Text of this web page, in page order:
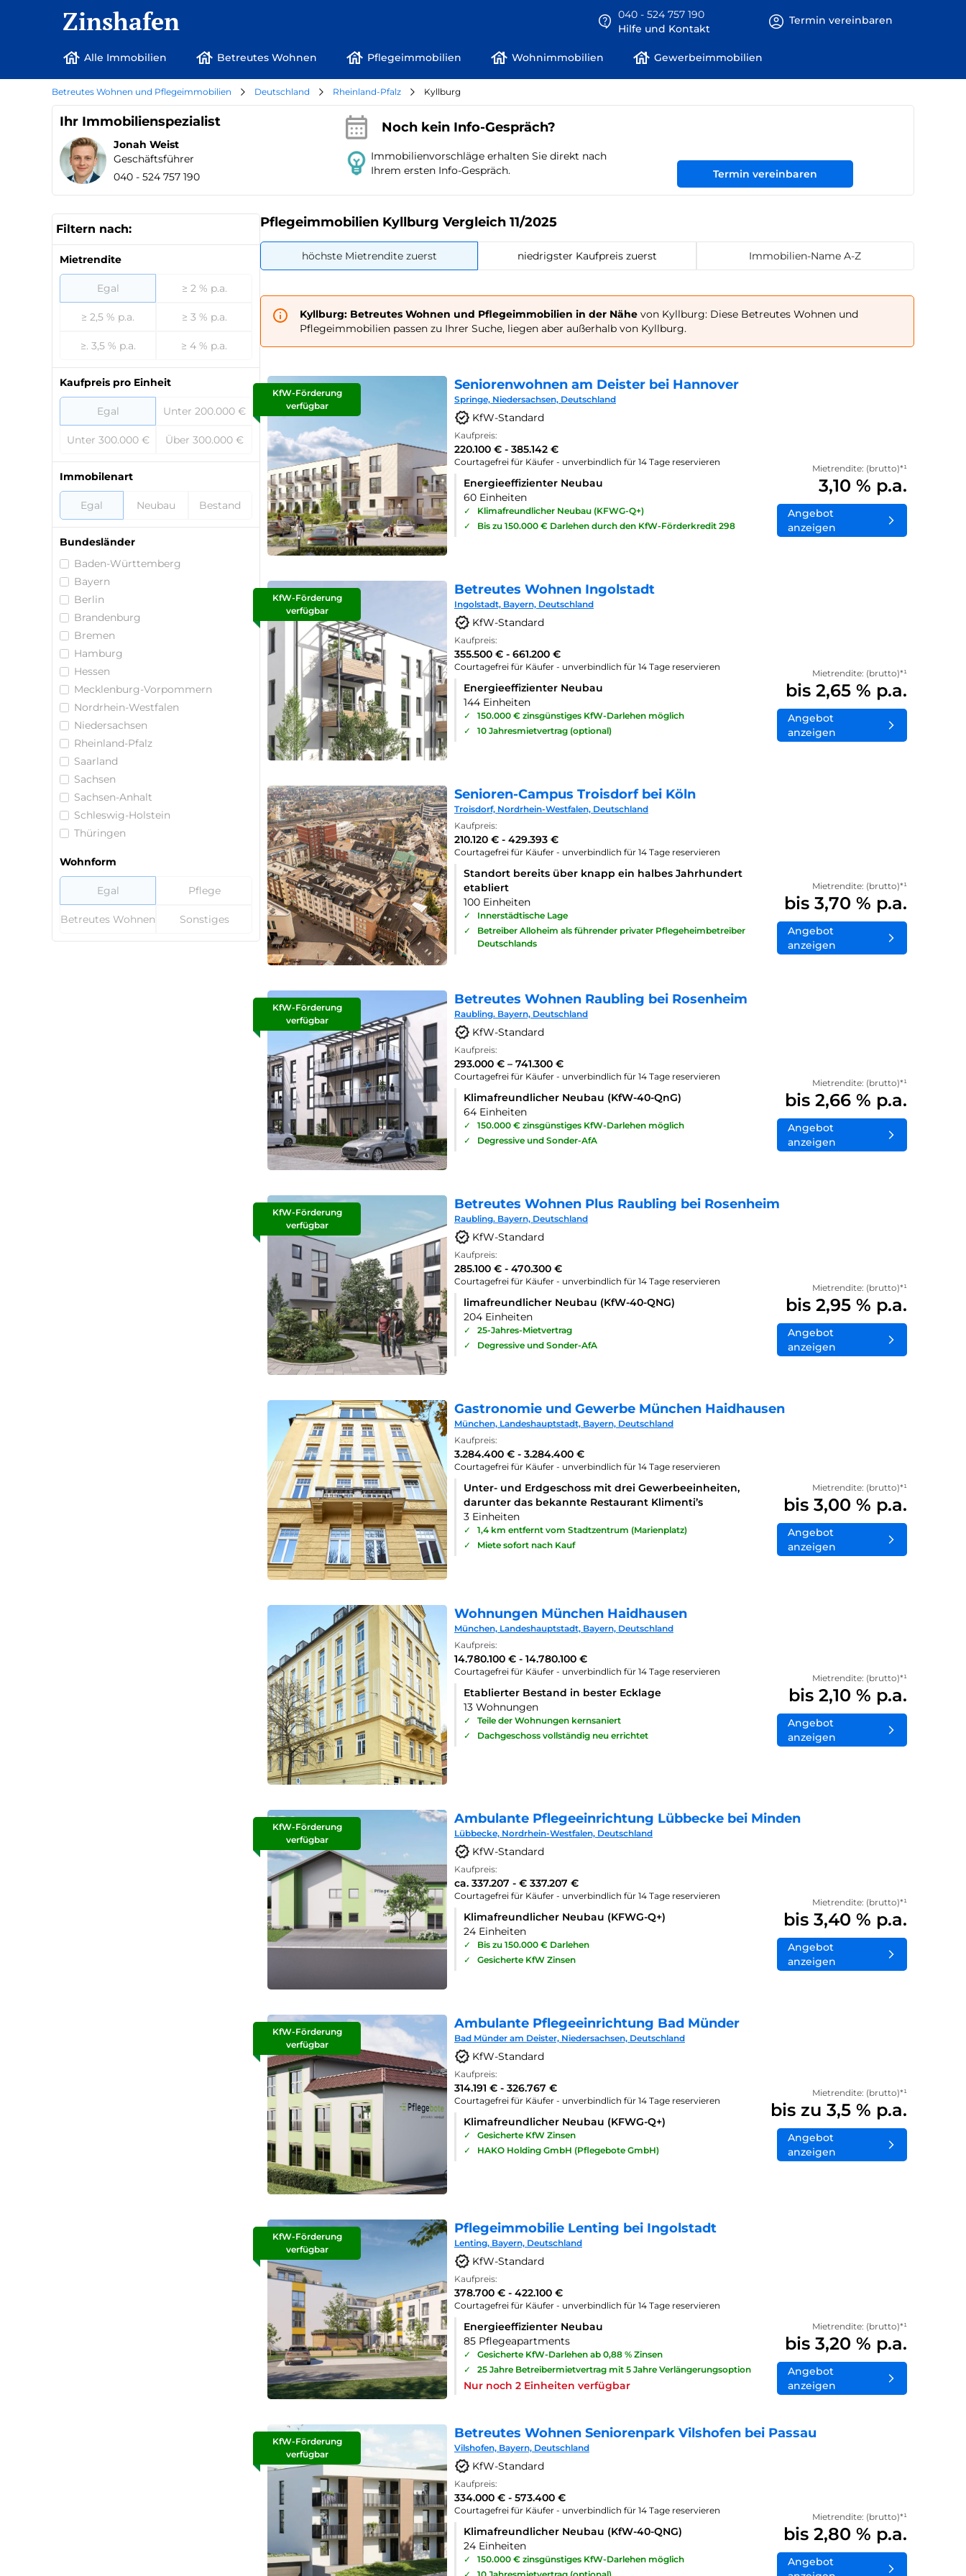
Zinshafen
040 - 524 757 190
Hilfe und Kontakt
Termin vereinbaren
Alle Immobilien Betreutes Wohnen Pflegeimmobilien Wohnimmobilien Gewerbeimmobilien
Betreutes Wohnen und Pflegeimmobilien Deutschland Rheinland-Pfalz Kyllburg
Ihr Immobilienspezialist
Jonah Weist
Geschäftsführer
040 - 524 757 190
Noch kein Info-Gespräch?
Immobilienvorschläge erhalten Sie direkt nach
Ihrem ersten Info-Gespräch.
Termin vereinbaren
Filtern nach:
Mietrendite
Egal ≥ 2 % p.a.
≥ 2,5 % p.a. ≥ 3 % p.a.
≥. 3,5 % p.a. ≥ 4 % p.a.
Kaufpreis pro Einheit
Egal Unter 200.000 €
Unter 300.000 € Über 300.000 €
Immobilenart
Egal Neubau Bestand
Bundesländer
Baden-Württemberg
Bayern
Berlin
Brandenburg
Bremen
Hamburg
Hessen
Mecklenburg-Vorpommern
Nordrhein-Westfalen
Niedersachsen
Rheinland-Pfalz
Saarland
Sachsen
Sachsen-Anhalt
Schleswig-Holstein
Thüringen
Wohnform
Egal Pflege
Betreutes Wohnen Sonstiges
Pflegeimmobilien Kyllburg Vergleich 11/2025
höchste Mietrendite zuerst niedrigster Kaufpreis zuerst Immobilien-Name A-Z
Kyllburg: Betreutes Wohnen und Pflegeimmobilien in der Nähe von Kyllburg: Diese Betreutes Wohnen und
Pflegeimmobilien passen zu Ihrer Suche, liegen aber außerhalb von Kyllburg.
KfW-Förderung
verfügbar
Seniorenwohnen am Deister bei Hannover
Springe, Niedersachsen, Deutschland
KfW-Standard
Kaufpreis:
220.100 € - 385.142 €
Courtagefrei für Käufer - unverbindlich für 14 Tage reservieren
Energieeffizienter Neubau
60 Einheiten
✓
Klimafreundlicher Neubau (KFWG-Q+)
✓
Bis zu 150.000 € Darlehen durch den KfW-Förderkredit 298
Mietrendite: (brutto)*¹
3,10 % p.a.
Angebot
anzeigen
KfW-Förderung
verfügbar
Betreutes Wohnen Ingolstadt
Ingolstadt, Bayern, Deutschland
KfW-Standard
Kaufpreis:
355.500 € - 661.200 €
Courtagefrei für Käufer - unverbindlich für 14 Tage reservieren
Energieeffizienter Neubau
144 Einheiten
✓
150.000 € zinsgünstiges KfW-Darlehen möglich
✓
10 Jahresmietvertrag (optional)
Mietrendite: (brutto)*¹
bis 2,65 % p.a.
Angebot
anzeigen
Senioren-Campus Troisdorf bei Köln
Troisdorf, Nordrhein-Westfalen, Deutschland
Kaufpreis:
210.120 € - 429.393 €
Courtagefrei für Käufer - unverbindlich für 14 Tage reservieren
Standort bereits über knapp ein halbes Jahrhundert
etabliert
100 Einheiten
✓
Innerstädtische Lage
✓
Betreiber Alloheim als führender privater Pflegeheimbetreiber
Deutschlands
Mietrendite: (brutto)*¹
bis 3,70 % p.a.
Angebot
anzeigen
KfW-Förderung
verfügbar
Betreutes Wohnen Raubling bei Rosenheim
Raubling. Bayern, Deutschland
KfW-Standard
Kaufpreis:
293.000 € – 741.300 €
Courtagefrei für Käufer - unverbindlich für 14 Tage reservieren
Klimafreundlicher Neubau (KfW-40-QnG)
64 Einheiten
✓
150.000 € zinsgünstiges KfW-Darlehen möglich
✓
Degressive und Sonder-AfA
Mietrendite: (brutto)*¹
bis 2,66 % p.a.
Angebot
anzeigen
KfW-Förderung
verfügbar
Betreutes Wohnen Plus Raubling bei Rosenheim
Raubling. Bayern, Deutschland
KfW-Standard
Kaufpreis:
285.100 € - 470.300 €
Courtagefrei für Käufer - unverbindlich für 14 Tage reservieren
limafreundlicher Neubau (KfW-40-QNG)
204 Einheiten
✓
25-Jahres-Mietvertrag
✓
Degressive und Sonder-AfA
Mietrendite: (brutto)*¹
bis 2,95 % p.a.
Angebot
anzeigen
Gastronomie und Gewerbe München Haidhausen
München, Landeshauptstadt, Bayern, Deutschland
Kaufpreis:
3.284.400 € - 3.284.400 €
Courtagefrei für Käufer - unverbindlich für 14 Tage reservieren
Unter- und Erdgeschoss mit drei Gewerbeeinheiten,
darunter das bekannte Restaurant Klimenti’s
3 Einheiten
✓
1,4 km entfernt vom Stadtzentrum (Marienplatz)
✓
Miete sofort nach Kauf
Mietrendite: (brutto)*¹
bis 3,00 % p.a.
Angebot
anzeigen
Wohnungen München Haidhausen
München, Landeshauptstadt, Bayern, Deutschland
Kaufpreis:
14.780.100 € - 14.780.100 €
Courtagefrei für Käufer - unverbindlich für 14 Tage reservieren
Etablierter Bestand in bester Ecklage
13 Wohnungen
✓
Teile der Wohnungen kernsaniert
✓
Dachgeschoss vollständig neu errichtet
Mietrendite: (brutto)*¹
bis 2,10 % p.a.
Angebot
anzeigen
KfW-Förderung
verfügbar
Ambulante Pflegeeinrichtung Lübbecke bei Minden
Lübbecke, Nordrhein-Westfalen, Deutschland
KfW-Standard
Kaufpreis:
ca. 337.207 - € 337.207 €
Courtagefrei für Käufer - unverbindlich für 14 Tage reservieren
Klimafreundlicher Neubau (KFWG-Q+)
24 Einheiten
✓
Bis zu 150.000 € Darlehen
✓
Gesicherte KfW Zinsen
Mietrendite: (brutto)*¹
bis 3,40 % p.a.
Angebot
anzeigen
KfW-Förderung
verfügbar
Ambulante Pflegeeinrichtung Bad Münder
Bad Münder am Deister, Niedersachsen, Deutschland
KfW-Standard
Kaufpreis:
314.191 € - 326.767 €
Courtagefrei für Käufer - unverbindlich für 14 Tage reservieren
Klimafreundlicher Neubau (KFWG-Q+)
✓
Gesicherte KfW Zinsen
✓
HAKO Holding GmbH (Pflegebote GmbH)
Mietrendite: (brutto)*¹
bis zu 3,5 % p.a.
Angebot
anzeigen
KfW-Förderung
verfügbar
Pflegeimmobilie Lenting bei Ingolstadt
Lenting, Bayern, Deutschland
KfW-Standard
Kaufpreis:
378.700 € - 422.100 €
Courtagefrei für Käufer - unverbindlich für 14 Tage reservieren
Energieeffizienter Neubau
85 Pflegeapartments
✓
Gesicherte KfW-Darlehen ab 0,88 % Zinsen
✓
25 Jahre Betreibermietvertrag mit 5 Jahre Verlängerungsoption
Nur noch 2 Einheiten verfügbar
Mietrendite: (brutto)*¹
bis 3,20 % p.a.
Angebot
anzeigen
KfW-Förderung
verfügbar
Betreutes Wohnen Seniorenpark Vilshofen bei Passau
Vilshofen, Bayern, Deutschland
KfW-Standard
Kaufpreis:
334.000 € - 573.400 €
Courtagefrei für Käufer - unverbindlich für 14 Tage reservieren
Klimafreundlicher Neubau (KfW-40-QNG)
24 Einheiten
✓
150.000 € zinsgünstiges KfW-Darlehen möglich
Mietrendite: (brutto)*¹
bis 2,80 % p.a.
Angebot